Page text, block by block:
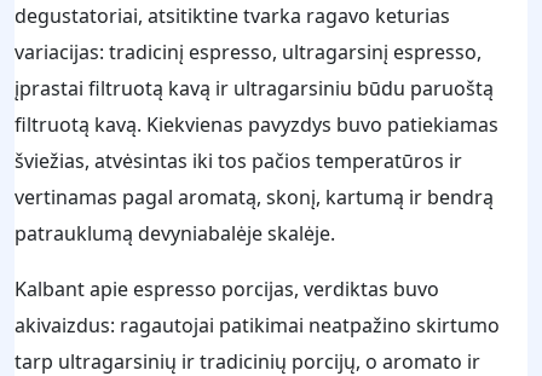
degustatoriai, atsitiktine tvarka ragavo keturias
variacijas: tradicinį espresso, ultragarsinį espresso,
įprastai filtruotą kavą ir ultragarsiniu būdu paruoštą
filtruotą kavą. Kiekvienas pavyzdys buvo patiekiamas
šviežias, atvėsintas iki tos pačios temperatūros ir
vertinamas pagal aromatą, skonį, kartumą ir bendrą
patrauklumą devyniabalėje skalėje.
Kalbant apie espresso porcijas, verdiktas buvo
akivaizdus: ragautojai patikimai neatpažino skirtumo
tarp ultragarsinių ir tradicinių porcijų, o aromato ir